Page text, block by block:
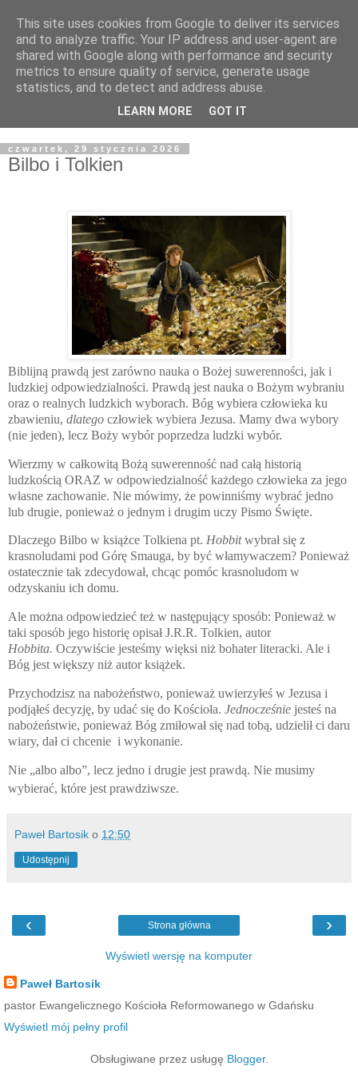
Żyjąc wiarą w REALNYM
świecie
Blog pastora Pawła Bartosika
czwartek, 29 stycznia 2026
Bilbo i Tolkien
Biblijną prawdą jest zarówno nauka o Bożej suwerenności, jak i
ludzkiej odpowiedzialności. Prawdą jest nauka o Bożym wybraniu
oraz o realnych ludzkich wyborach. Bóg wybiera człowieka ku
zbawieniu, dlatego człowiek wybiera Jezusa. Mamy dwa wybory
(nie jeden), lecz Boży wybór poprzedza ludzki wybór.
Wierzmy w całkowitą Bożą suwerenność nad całą historią
ludzkością ORAZ w odpowiedzialność każdego człowieka za jego
własne zachowanie. Nie mówimy, że powinniśmy wybrać jedno
lub drugie, ponieważ o jednym i drugim uczy Pismo Święte.
Dlaczego Bilbo w książce Tolkiena pt. Hobbitwybrał się z
krasnoludami pod Górę Smauga, by być włamywaczem? Ponieważ
ostatecznie tak zdecydował, chcąc pomóc krasnoludom w
odzyskaniu ich domu.
Ale można odpowiedzieć też w następujący sposób: Ponieważ w
taki sposób jego historię opisał J.R.R. Tolkien, autor
Hobbita. Oczywiście jesteśmy więksi niż bohater literacki. Ale i
Bóg jest większy niż autor książek.
Przychodzisz na nabożeństwo, ponieważ uwierzyłeś w Jezusa i
podjąłeś decyzję, by udać się do Kościoła. Jednocześnie jesteś na
nabożeństwie, ponieważ Bóg zmiłował się nad tobą, udzielił ci daru
wiary, dał ci chcenie i wykonanie.
Nie „albo albo”, lecz jedno i drugie jest prawdą. Nie musimy
wybierać, które jest prawdziwsze.
Paweł Bartosik o 12:50
Udostępnij
‹ ›
Strona główna
Wyświetl wersję na komputer
Paweł Bartosik
pastor Ewangelicznego Kościoła Reformowanego w Gdańsku
Wyświetl mój pełny profil
Obsługiwane przez usługę Blogger.
This site uses cookies from Google to deliver its services
and to analyze traffic. Your IP address and user-agent are
shared with Google along with performance and security
metrics to ensure quality of service, generate usage
statistics, and to detect and address abuse.
LEARN MORE GOT IT